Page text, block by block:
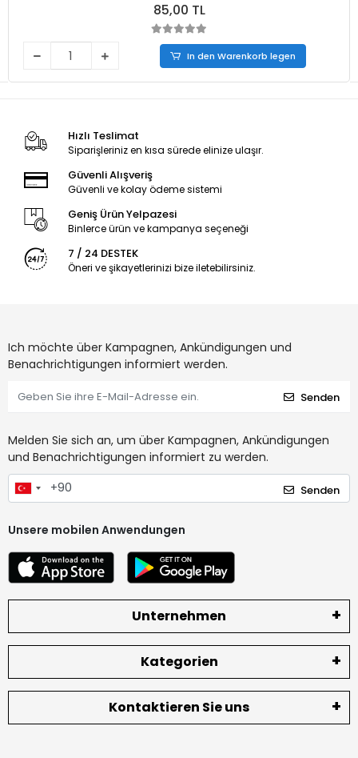
85,00 TL
In den Warenkorb legen
Hızlı Teslimat
Siparişleriniz en kısa sürede elinize ulaşır.
Güvenli Alışveriş
Güvenli ve kolay ödeme sistemi
Geniş Ürün Yelpazesi
Binlerce ürün ve kampanya seçeneği
7 / 24 DESTEK
Öneri ve şikayetlerinizi bize iletebilirsiniz.
Ich möchte über Kampagnen, Ankündigungen und
Benachrichtigungen informiert werden.
Senden
Melden Sie sich an, um über Kampagnen, Ankündigungen
und Benachrichtigungen informiert zu werden.
Senden
Unsere mobilen Anwendungen
Unternehmen
Kategorien
Kontaktieren Sie uns